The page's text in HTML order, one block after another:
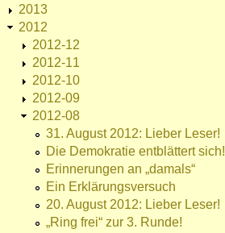
2013
2012
2012-12
2012-11
2012-10
2012-09
2012-08
31. August 2012: Lieber Leser!
Die Demokratie entblättert sich!
Erinnerungen an „damals“
Ein Erklärungsversuch
20. August 2012: Lieber Leser!
„Ring frei“ zur 3. Runde!